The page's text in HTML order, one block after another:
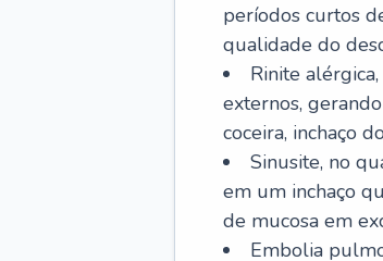
períodos curtos
qualidade do
Rinite
externos,
coceira, inchaço
Sinusite, no
em um inchaço
de mucosa em
Embolia